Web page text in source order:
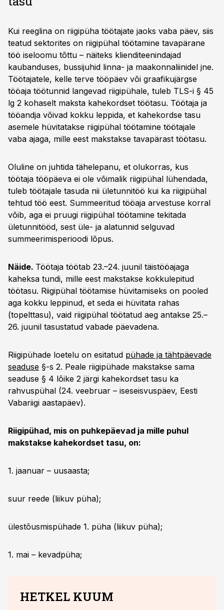
Kui reeglina on riigipüha töötajate jaoks vaba päev, siis
teatud sektorites on riigipühal töötamine tavapärane
töö iseloomu tõttu – näiteks klienditeenindajad
kaubanduses, bussijuhid linna- ja maakonnaliinidel jne.
Töötajatele, kelle terve tööpäev või graafikujärgse
tööaja töötunnid langevad riigipühale, tuleb TLS-i § 45
lg 2 kohaselt maksta kahekordset töötasu. Töötaja ja
tööandja võivad kokku leppida, et kahekordse tasu
asemele hüvitatakse riigipühal töötamine töötajale
vaba ajaga, mille eest makstakse tavapärast töötasu.
Oluline on juhtida tähelepanu, et olukorras, kus
töötaja tööpäeva ei ole võimalik riigipühal lühendada,
tuleb töötajale tasuda nii ületunnitöö kui ka riigipühal
tehtud töö eest. Summeeritud tööaja arvestuse korral
võib, aga ei pruugi riigipühal töötamine tekitada
ületunnitööd, sest üle- ja alatunnid selguvad
summeerimisperioodi lõpus.
Näide. Töötaja töötab 23.–24. juunil täistööajaga
kaheksa tundi, mille eest makstakse kokkulepitud
töötasu. Riigipühal töötamise hüvitamiseks on pooled
aga kokku leppinud, et seda ei hüvitata rahas
(topelttasu), vaid riigipühal töötatud aeg antakse 25.–
26. juunil tasustatud vabade päevadena.
Riigipühade loetelu on esitatud pühade ja tähtpäevade
seaduse §-s 2. Peale riigipühade makstakse sama
seaduse § 4 lõike 2 järgi kahekordset tasu ka
rahvuspühal (24. veebruar – iseseisvuspäev, Eesti
Vabariigi aastapäev).
Riigipühad, mis on puhkepäevad ja mille puhul
makstakse kahekordset tasu, on:
1. jaanuar – uusaasta;
suur reede (liikuv püha);
ülestõusmispühade 1. püha (liikuv püha);
1. mai – kevadpüha;
HETKEL KUUM